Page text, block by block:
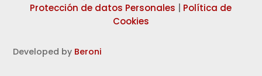
Protección de datos Personales
Política de
Cookies
Developed by Beroni